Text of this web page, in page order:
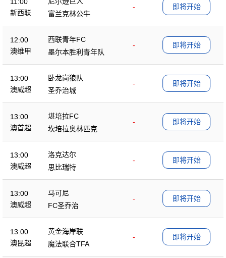
新西联
-
富兰克林公牛
即将开始
12:00
澳维甲
西联青年FC
-
墨尔本胜利青年队
即将开始
13:00
澳威超
卧龙岗狼队
-
圣乔治城
即将开始
13:00
澳首超
堪培拉FC
-
坎培拉奥林匹克
即将开始
13:00
澳威超
洛克达尔
-
思比瑞特
即将开始
13:00
澳威超
马可尼
-
FC圣乔治
即将开始
13:00
澳昆超
黄金海岸联
-
魔法联合TFA
即将开始